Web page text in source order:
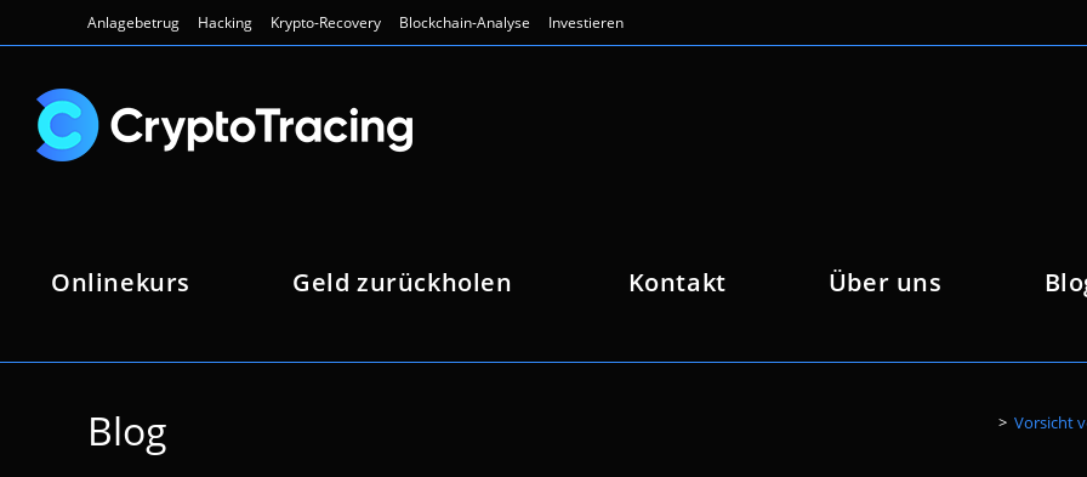
Inhalt
Anlagebetrug Hacking Krypto-Recovery Blockchain-Analyse Investieren
Onlinekurs Geld zurückholen Kontakt Über uns
Blog > Vorsicht